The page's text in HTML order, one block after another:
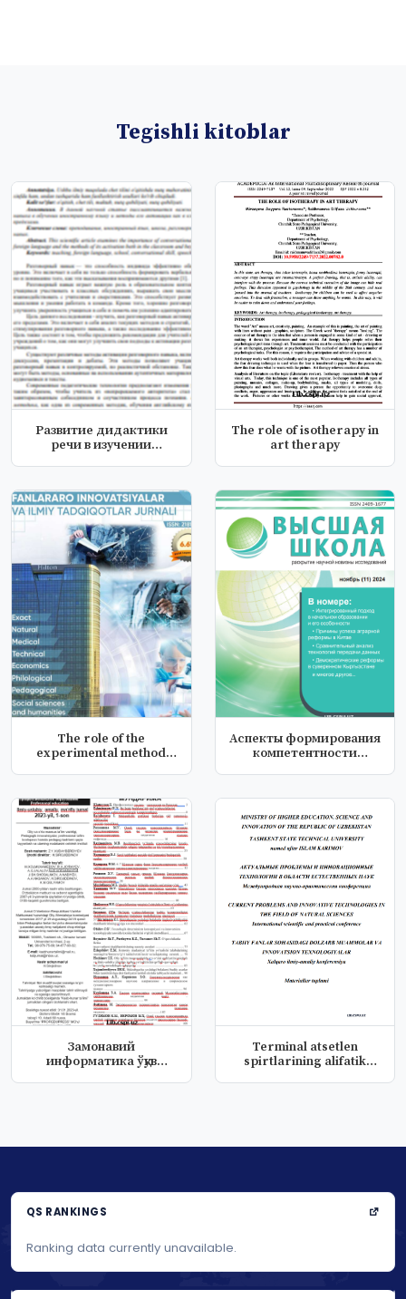
Tegishli kitoblar
Рaзвитие дидактики
речи в изучении
The role of isotherapy in
art therapy
The role of the
experimental method
Аспекты формирования
компетентности
Замонавий
информатика ўқув
Terminal atsetlen
spirtlarining alifatik
QS RANKINGS
Ranking data currently unavailable.